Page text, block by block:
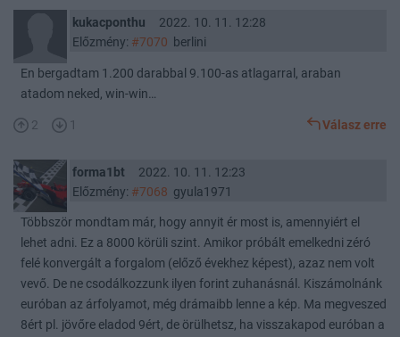
kukacponthu
2022. 10. 11. 12:28
Előzmény: #7070 berlini
En bergadtam 1.200 darabbal 9.100-as atlagarral, araban
atadom neked, win-win…
2 1 Válasz erre
forma1bt
2022. 10. 11. 12:23
Előzmény: #7068 gyula1971
Többször mondtam már, hogy annyit ér most is, amennyiért el
lehet adni. Ez a 8000 körüli szint. Amikor próbált emelkedni zéró
felé konvergált a forgalom (előző évekhez képest), azaz nem volt
vevő. De ne csodálkozzunk ilyen forint zuhanásnál. Kiszámolnánk
euróban az árfolyamot, még drámaibb lenne a kép. Ma megveszed
8ért pl. jövőre eladod 9ért, de örülhetsz, ha visszakapod euróban a